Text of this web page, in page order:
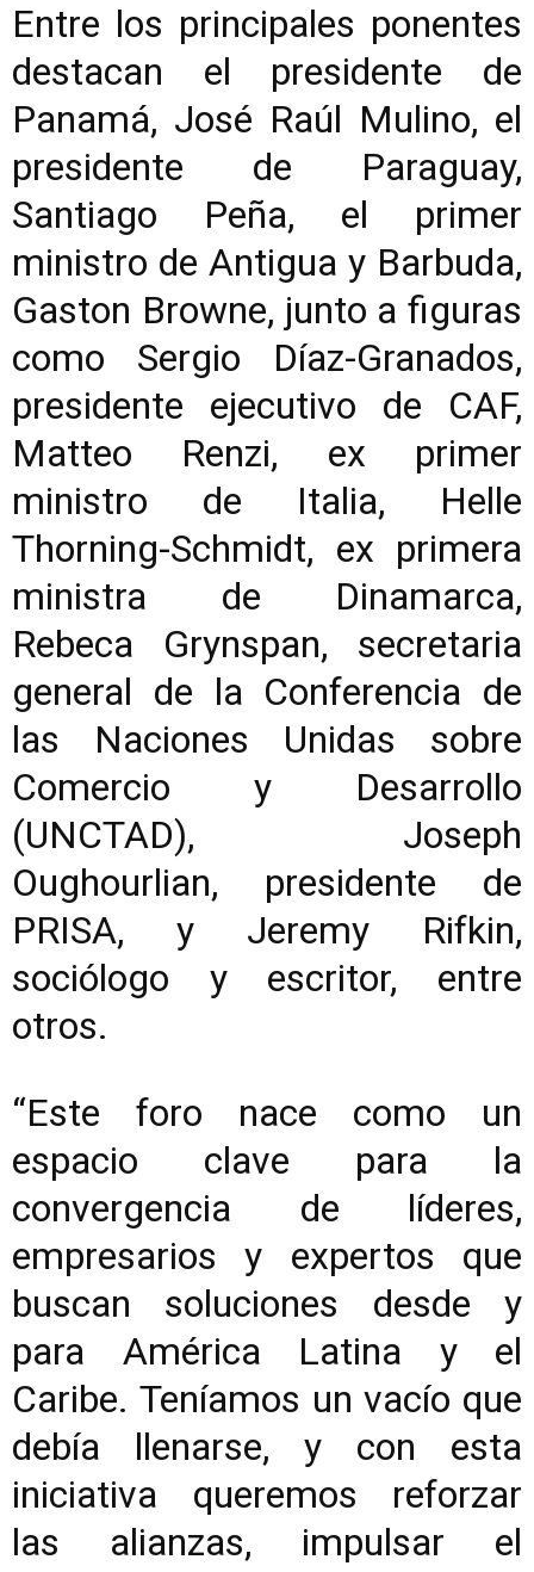
Entre los principales ponentes
destacan el presidente de
Panamá, José Raúl Mulino, el
presidente de Paraguay,
Santiago Peña, el primer
ministro de Antigua y Barbuda,
Gaston Browne, junto a figuras
como Sergio Díaz-Granados,
presidente ejecutivo de CAF,
Matteo Renzi, ex primer
ministro de Italia, Helle
Thorning-Schmidt, ex primera
ministra de Dinamarca,
Rebeca Grynspan, secretaria
general de la Conferencia de
las Naciones Unidas sobre
Comercio y Desarrollo
(UNCTAD), Joseph
Oughourlian, presidente de
PRISA, y Jeremy Rifkin,
sociólogo y escritor, entre
otros.
“Este foro nace como un
espacio clave para la
convergencia de líderes,
empresarios y expertos que
buscan soluciones desde y
para América Latina y el
Caribe. Teníamos un vacío que
debía llenarse, y con esta
iniciativa queremos reforzar
las alianzas, impulsar el